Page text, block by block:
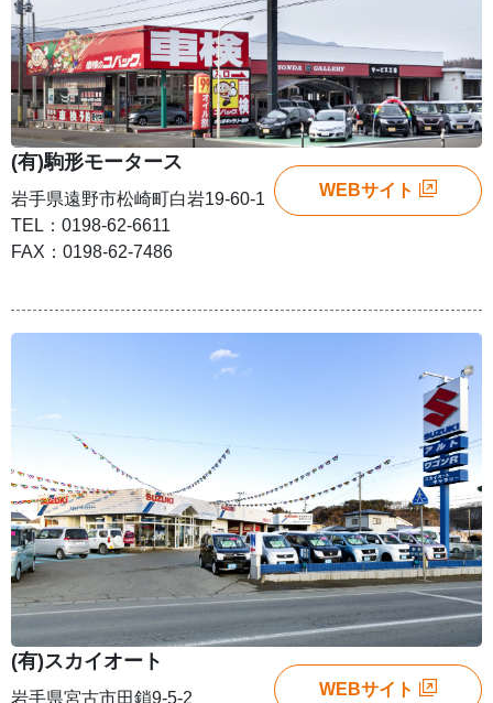
(有)駒形モータース
岩手県遠野市松崎町白岩19-60-1
TEL：0198-62-6611
FAX：0198-62-7486
WEBサイト
(有)スカイオート
岩手県宮古市田鎖9-5-2 WEBサイト